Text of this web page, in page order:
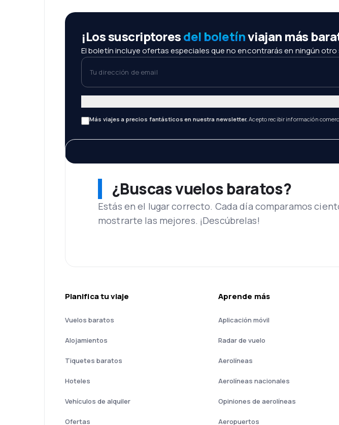
¡Los suscriptoresdel boletínviajan más
El boletín incluye ofertas especiales que no encontrarás en ningún otro
Tu dirección de email
Más viajes a precios fantásticos en nuestra newsletter. Acepto recibir información
¿Buscas vuelos baratos?
Estás en el lugar correcto. Cada día comparamos
mostrarte las mejores. ¡Descúbrelas!
Planifica tu viaje
Vuelos baratos
Alojamientos
Tiquetes baratos
Hoteles
Vehículos de alquiler
Ofertas
Aprende más
Aplicación móvil
Radar de vuelo
Aerolíneas
Aerolíneas nacionales
Opiniones de aerolíneas
Aeropuertos